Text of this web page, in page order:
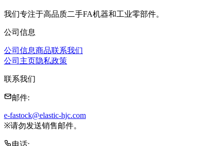
我们专注于高品质二手FA机器和工业零部件。
公司信息
公司信息商品联系我们
公司主页隐私政策
联系我们
邮件:
e-fastock@elastic-hjc.com
※请勿发送销售邮件。
电话: